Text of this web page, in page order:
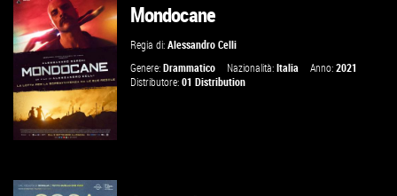
GUARDA IL TRAILER
VAI ALLA SCHEDA
Mondocane
Regia di:Alessandro Celli
Genere:Drammatico Nazionalità:Italia Anno:2021
Distributore:01 Distribution